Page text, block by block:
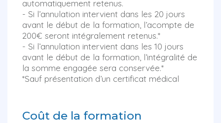
automatiquement retenus.
- Si l’annulation intervient dans les 20 jours
avant le début de la formation, l’acompte de
200€ seront intégralement retenus.*
- Si l’annulation intervient dans les 10 jours
avant le début de la formation, l’intégralité de
la somme engagée sera conservée.*
*Sauf présentation d’un certificat médical
Coût de la formation